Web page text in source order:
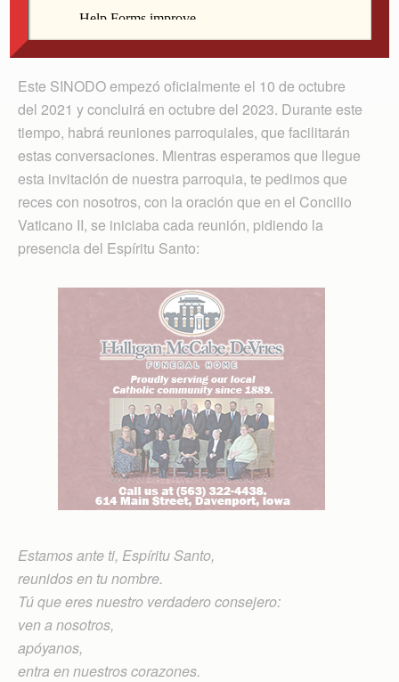
viviendo nuestra COMUNIÓN, PARTICIPACIÓN y
MISIÓN en la Iglesia.
Este SINODO empezó oficialmente el 10 de octubre
del 2021 y concluirá en octubre del 2023. Durante este
tiempo, habrá reuniones parroquiales, que facilitarán
estas conversaciones. Mientras esperamos que llegue
esta invitación de nuestra parroquia, te pedimos que
reces con nosotros, con la oración que en el Concilio
Vaticano II, se iniciaba cada reunión, pidiendo la
presencia del Espíritu Santo:
Estamos ante ti, Espíritu Santo,
reunidos en tu nombre.
Tú que eres nuestro verdadero consejero:
ven a nosotros,
apóyanos,
entra en nuestros corazones.